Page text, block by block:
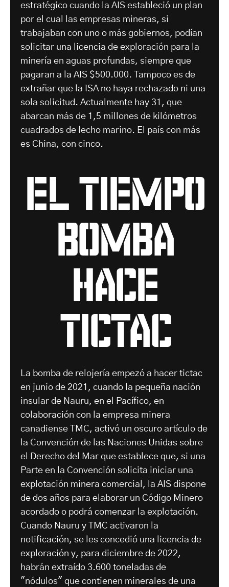
estratégico cuando la AIS estableció un plan
por el cual las empresas mineras, si
trabajaban con uno o más gobiernos, podían
solicitar una licencia de exploración para la
minería en aguas profundas, siempre que
pagaran a la AIS $500.000. Tampoco es de
extrañar que la ISA no haya rechazado ni una
sola solicitud. Actualmente hay 31, que
abarcan más de 1,5 millones de kilómetros
cuadrados de lecho marino. El país con más
es China, con cinco.
el tiempo
bomba
hace
tictac
La bomba de relojería empezó a hacer tictac
en junio de 2021, cuando la pequeña nación
insular de Nauru, en el Pacífico, en
colaboración con la empresa minera
canadiense TMC, activó un oscuro artículo de
la Convención de las Naciones Unidas sobre
el Derecho del Mar que establece que, si una
Parte en la Convención solicita iniciar una
explotación minera comercial, la AIS dispone
de dos años para elaborar un Código Minero
acordado o podrá comenzar la explotación.
Cuando Nauru y TMC activaron la
notificación, se les concedió una licencia de
exploración y, para diciembre de 2022,
habrán extraído 3.600 toneladas de
"nódulos" que contienen minerales de una